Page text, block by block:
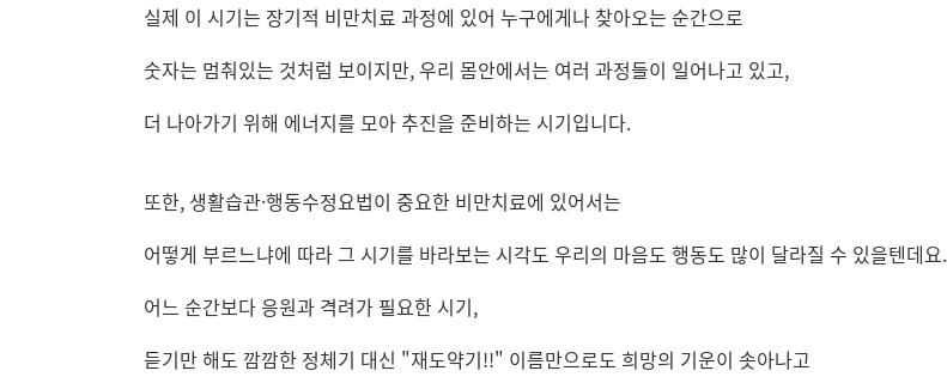
실제 이 시기는 장기적 비만치료 과정에 있어 누구에게나 찾아오는 순간으로
숫자는 멈춰있는 것처럼 보이지만, 우리 몸안에서는 여러 과정들이 일어나고 있고,
더 나아가기 위해 에너지를 모아 추진을 준비하는 시기입니다.
또한, 생활습관·행동수정요법이 중요한 비만치료에 있어서는
어떻게 부르느냐에 따라 그 시기를 바라보는 시각도 우리의 마음도 행동도 많이 달라질 수 있을텐데요.
어느 순간보다 응원과 격려가 필요한 시기,
듣기만 해도 깜깜한 정체기 대신 "재도약기!!" 이름만으로도 희망의 기운이 솟아나고